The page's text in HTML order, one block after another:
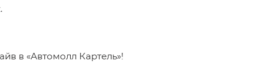
в «Автомолл Картель»!